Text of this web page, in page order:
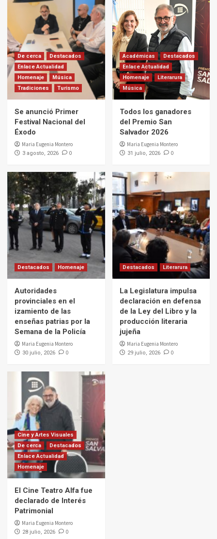
De cerca
Destacados
Enlace Actualidad
Homenaje
Música
Tradiciones
Turismo
Se anunció Primer
Festival Nacional del
Éxodo
Maria Eugenia Montero
3 agosto, 2026 0
Académicas
Destacados
Enlace Actualidad
Homenaje
Literarura
Música
Todos los ganadores
del Premio San
Salvador 2026
Maria Eugenia Montero
31 julio, 2026 0
Destacados Homenaje
Autoridades
provinciales en el
izamiento de las
enseñas patrias por la
Semana de la Policía
Maria Eugenia Montero
30 julio, 2026 0
Destacados Literarura
La Legislatura impulsa
declaración en defensa
de la Ley del Libro y la
producción literaria
jujeña
Maria Eugenia Montero
29 julio, 2026 0
Cine y Artes Visuales
De cerca
Destacados
Enlace Actualidad
Homenaje
El Cine Teatro Alfa fue
declarado de Interés
Patrimonial
Maria Eugenia Montero
28 julio, 2026 0